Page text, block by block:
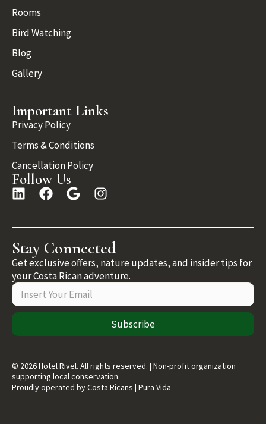
Rooms
Bird Watching
Blog
Gallery
Important Links
Privacy Policy
Terms & Conditions
Cancellation Policy
Follow Us
Stay Connected
Get exclusive offers, nature updates, and insider tips for
your Costa Rican adventure.
Subscribe
© 2026 Hotel Rivel. All rights reserved. | Non-profit organization
supporting local conservation.
Proudly operated by Costa Ricans | Pura Vida